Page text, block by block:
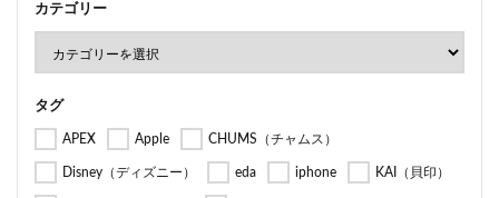
カテゴリー
タグ
APEX Apple CHUMS（チャムス）
Disney（ディズニー） eda iphone KAI（貝印）